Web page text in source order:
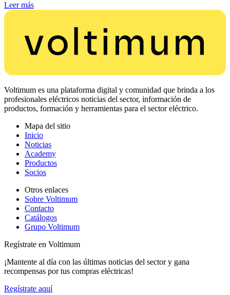
Leer más
Voltimum es una plataforma digital y comunidad que brinda a los
profesionales eléctricos noticias del sector, información de
productos, formación y herramientas para el sector eléctrico.
Mapa del sitio
Inicio
Noticias
Academy
Productos
Socios
Otros enlaces
Sobre Voltimum
Contacto
Catálogos
Grupo Voltimum
Regístrate en Voltimum
¡Mantente al día con las últimas noticias del sector y gana
recompensas por tus compras eléctricas!
Regístrate aquí